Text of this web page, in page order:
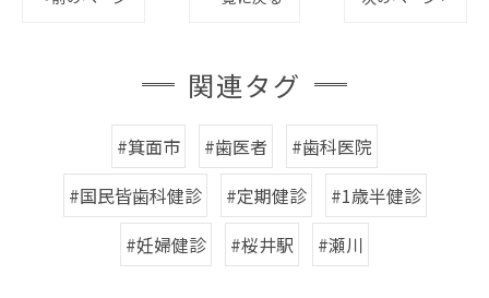
関連タグ
#箕面市 #歯医者
#歯科医院
#国民皆歯科健診
#定期健診
#1歳半健診
#妊婦健診
#桜井駅 #瀬川